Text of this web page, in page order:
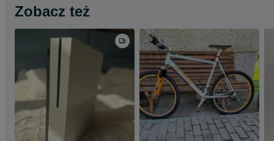
Zobacz też